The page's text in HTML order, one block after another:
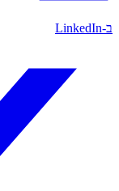
ב-LinkedIn